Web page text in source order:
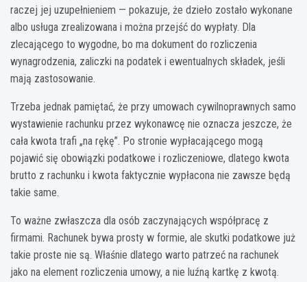
raczej jej uzupełnieniem — pokazuje, że dzieło zostało wykonane
albo usługa zrealizowana i można przejść do wypłaty. Dla
zlecającego to wygodne, bo ma dokument do rozliczenia
wynagrodzenia, zaliczki na podatek i ewentualnych składek, jeśli
mają zastosowanie.
Trzeba jednak pamiętać, że przy umowach cywilnoprawnych samo
wystawienie rachunku przez wykonawcę nie oznacza jeszcze, że
cała kwota trafi „na rękę”. Po stronie wypłacającego mogą
pojawić się obowiązki podatkowe i rozliczeniowe, dlatego kwota
brutto z rachunku i kwota faktycznie wypłacona nie zawsze będą
takie same.
To ważne zwłaszcza dla osób zaczynających współpracę z
firmami. Rachunek bywa prosty w formie, ale skutki podatkowe już
takie proste nie są. Właśnie dlatego warto patrzeć na rachunek
jako na element rozliczenia umowy, a nie luźną kartkę z kwotą.